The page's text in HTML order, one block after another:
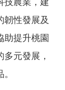
韌性發展及
助提升桃園
元發展，